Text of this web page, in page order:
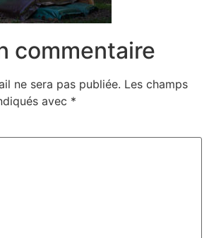
commentaire
ne sera pas publiée. Les champs
avec *